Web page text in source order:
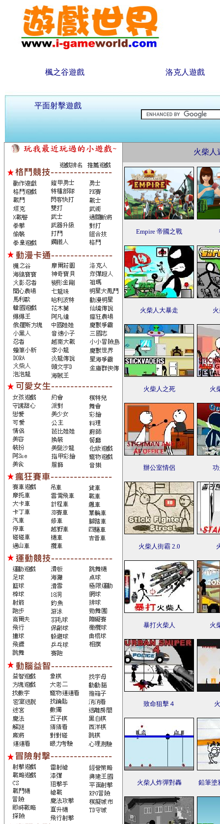
楓之谷遊戲 洛克人遊戲
平面射擊遊戲
火柴人
Empire 帝國之戰
火柴人大暴走
火柴人之死 火
辦公室情侶
火柴人街霸 2.0
暴打火柴人 火
致命狙擊４
火柴人炸彈對轟 鉛筆塗